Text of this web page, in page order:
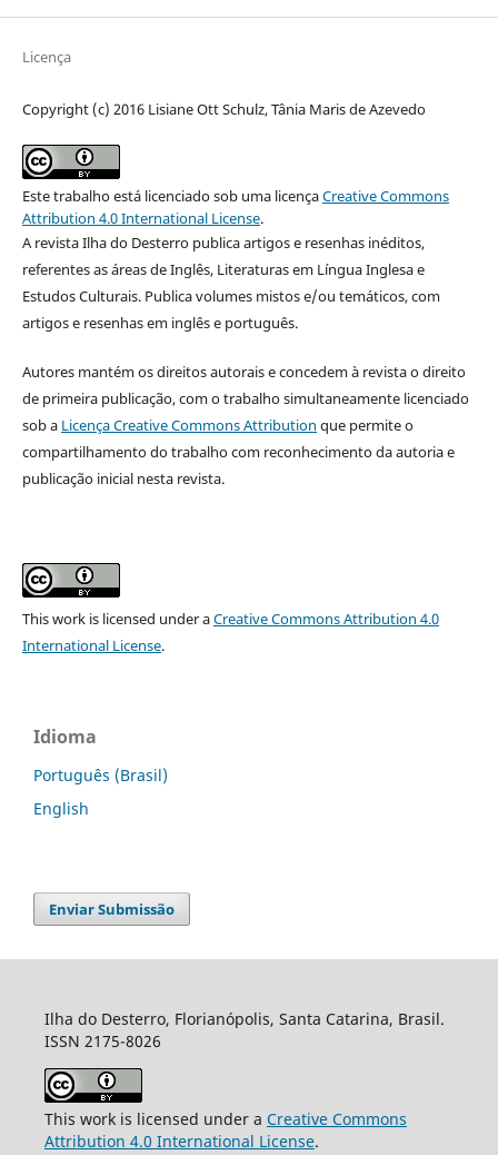
Licença
Copyright (c) 2016 Lisiane Ott Schulz, Tânia Maris de Azevedo
Este trabalho está licenciado sob uma licençaCreative Commons
Attribution 4.0 International License.
A revista Ilha do Desterro publica artigos e resenhas inéditos,
referentes as áreas de Inglês, Literaturas em Língua Inglesa e
Estudos Culturais. Publica volumes mistos e/ou temáticos, com
artigos e resenhas em inglês e português.
Autores mantém os direitos autorais e concedem à revista o direito
de primeira publicação, com o trabalho simultaneamente licenciado
sob a Licença Creative Commons Attribution que permite o
compartilhamento do trabalho com reconhecimento da autoria e
publicação inicial nesta revista.
This work is licensed under aCreative Commons Attribution 4.0
International License.
Idioma
Português (Brasil)
English
Enviar Submissão
Ilha do Desterro, Florianópolis, Santa Catarina, Brasil.
ISSN 2175-8026
This work is licensed under a Creative Commons
Attribution 4.0 International License.